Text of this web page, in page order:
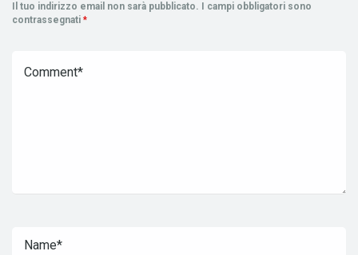
Il tuo indirizzo email non sarà pubblicato.
I campi obbligatori sono
contrassegnati *